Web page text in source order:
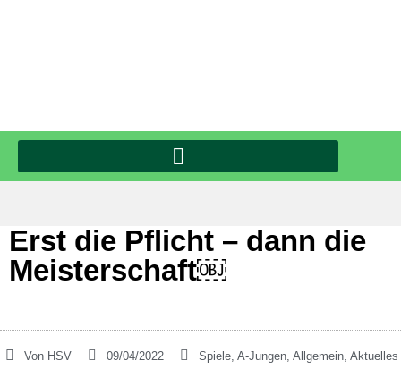
Erst die Pflicht – dann die
Meisterschaft￼
Von HSV 09/04/2022 Spiele A-Jungen Allgemein Aktuelles